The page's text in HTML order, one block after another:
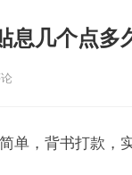
息几个点多
单，背书打款，